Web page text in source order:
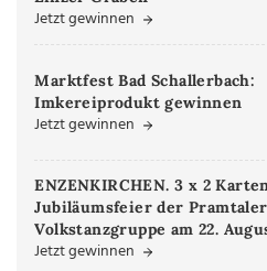
Jetzt gewinnen
Marktfest Bad Schallerbach:
Imkereiprodukt gewinnen
Jetzt gewinnen
ENZENKIRCHEN. 3 x 2
Jubiläumsfeier der Pramtaler
Volkstanzgruppe am 22.
Jetzt gewinnen